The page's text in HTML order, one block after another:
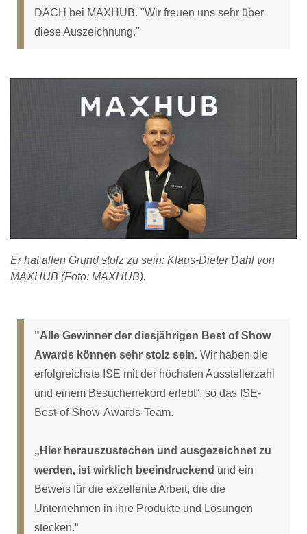
DACH bei MAXHUB. "Wir freuen uns sehr über
diese Auszeichnung."
Er hat allen Grund stolz zu sein: Klaus-Dieter Dahl von
MAXHUB (Foto: MAXHUB).
"Alle Gewinner der diesjährigen Best of Show
Awards können sehr stolz sein. Wir haben die
erfolgreichste ISE mit der höchsten Ausstellerzahl
und einem Besucherrekord erlebt“, so das ISE-
Best-of-Show-Awards-Team.
„Hier herauszustechen und ausgezeichnet zu
werden, ist wirklich beeindruckend und ein
Beweis für die exzellente Arbeit, die die
Unternehmen in ihre Produkte und Lösungen
stecken.“